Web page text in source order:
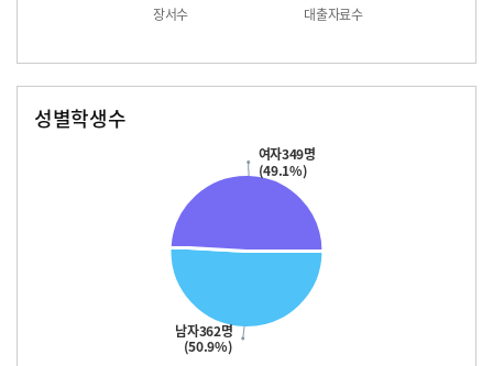
장서수 대출자료수
성별학생수
남자362명
(50.9%)
여자349명
(49.1%)